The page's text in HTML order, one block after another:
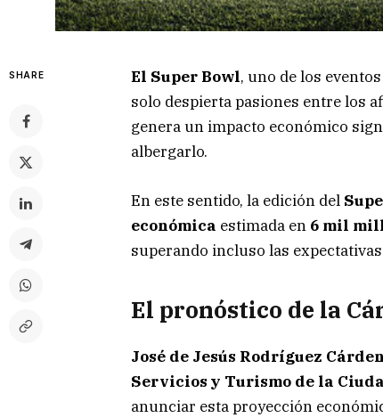
SHARE El Super Bowl, uno de los
solo despierta pasiones entre los
genera un impacto económico
albergarlo.
En este sentido, la edición del
económica estimada en 6 mil
superando incluso las
El pronóstico de la
José de Jesús Rodríguez
Servicios y Turismo de la
anunciar esta proyección